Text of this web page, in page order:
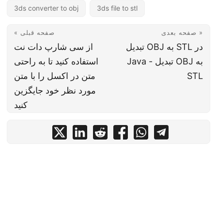
3ds converter to obj 3ds file to stl
« صفحه قبلی
از سی شارپ دات نت
استفاده کنید تا به راحتی
متن در اکسل را با متن
مورد نظر خود جایگزین
کنید
صفحه بعدی »
تبدیل OBJ به STL در
Java - تبدیل OBJ به
STL